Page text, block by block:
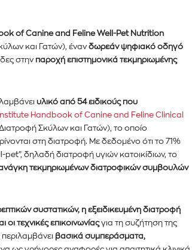
σας στον ιστότοπό μας ή
σεβόμαστε την
μηνύματα. Οι πληροφορίες
of Canine and Feline Well-Pet Nutrition
και Γατών), ένανδωρεάν ψηφιακό οδηγό
στην παροχή επιστημονικά τεκμηριωμένης
υλικό από 54 ειδικούς που
Handbook of Canine and Feline Clinical
Διατροφή Σκύλων και Γατών), το οποίο
στη διατροφή. Με δεδομένο ότι το 71%
δηλαδή διατροφή υγιών κατοικίδιων, το
τεκμηριωμένων διατροφικών συμβουλών
συστατικών, η εξειδικευμένη διατροφή
τεχνικές επικοινωνίαςγια τη συζήτηση της
βασικά συμπεράσματα,